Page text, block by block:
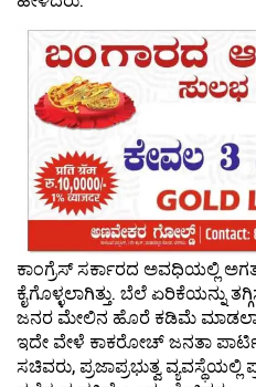
ಕಾಂಗ್ರೆಸ್ ಸರ್ಕಾರದ ಅವಧಿಯಲ್ಲಿ
ಕೈಗೊಳ್ಳಲಾಗಿತ್ತು. ಬೆಲೆ ಏರಿಕೆಯನ್ನು
ಜನರ ಮೇಲಿನ ಹೊರೆ ಕಡಿಮೆ
ಇದೇ ವೇಳೆ ಕಾಕರೋಚ್ ಜನತಾ
ಸಚಿವರು, ಪ್ರಜಾಪ್ರಭುತ್ವ